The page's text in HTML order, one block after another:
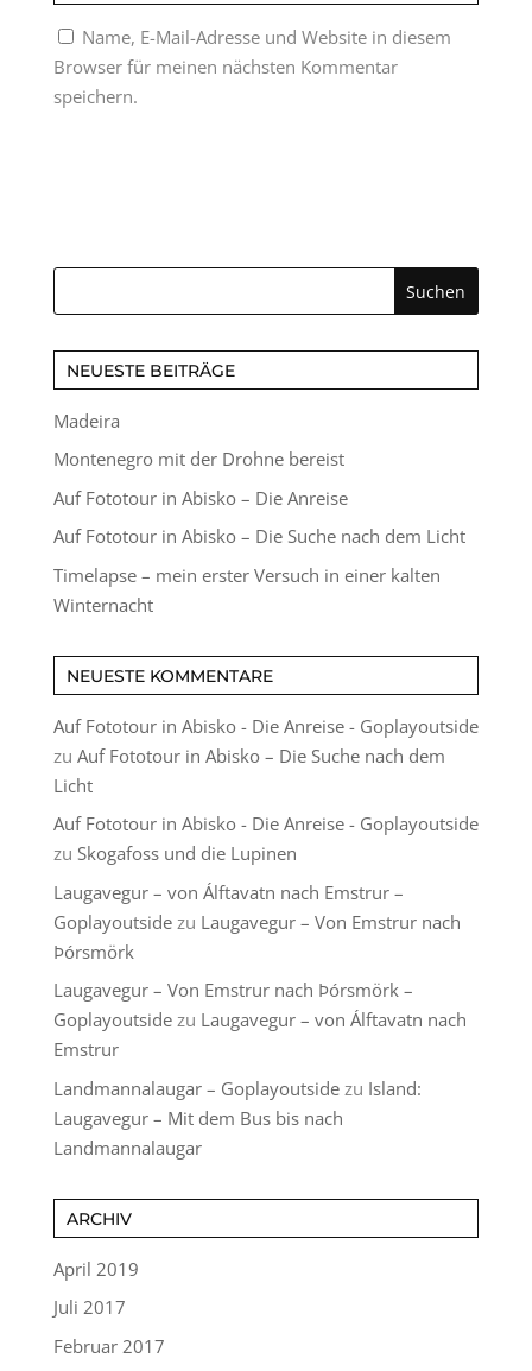
Name, E-Mail-Adresse und Website in diesem
Browser für meinen nächsten Kommentar
speichern.
NEUESTE BEITRÄGE
Madeira
Montenegro mit der Drohne bereist
Auf Fototour in Abisko – Die Anreise
Auf Fototour in Abisko – Die Suche nach dem Licht
Timelapse – mein erster Versuch in einer kalten
Winternacht
NEUESTE KOMMENTARE
Auf Fototour in Abisko - Die Anreise - Goplayoutside
zu Auf Fototour in Abisko – Die Suche nach dem
Licht
Auf Fototour in Abisko - Die Anreise - Goplayoutside
zu Skogafoss und die Lupinen
Laugavegur – von Álftavatn nach Emstrur –
Goplayoutsidezu Laugavegur – Von Emstrur nach
Þórsmörk
Laugavegur – Von Emstrur nach Þórsmörk –
Goplayoutsidezu Laugavegur – von Álftavatn nach
Emstrur
Landmannalaugar – Goplayoutsidezu Island:
Laugavegur – Mit dem Bus bis nach
Landmannalaugar
ARCHIV
April 2019
Juli 2017
Februar 2017